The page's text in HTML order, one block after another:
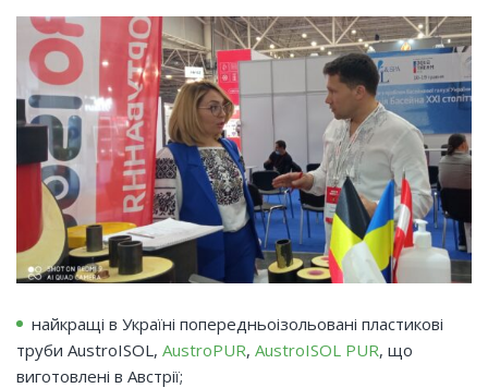
найкращі в Україні попередньоізольовані пластикові
труби AustroISOL, AustroPUR, AustroISOL PUR, що
виготовлені в Австрії;